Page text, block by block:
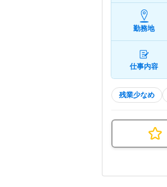
勤務地
仕事内容
残業少なめ